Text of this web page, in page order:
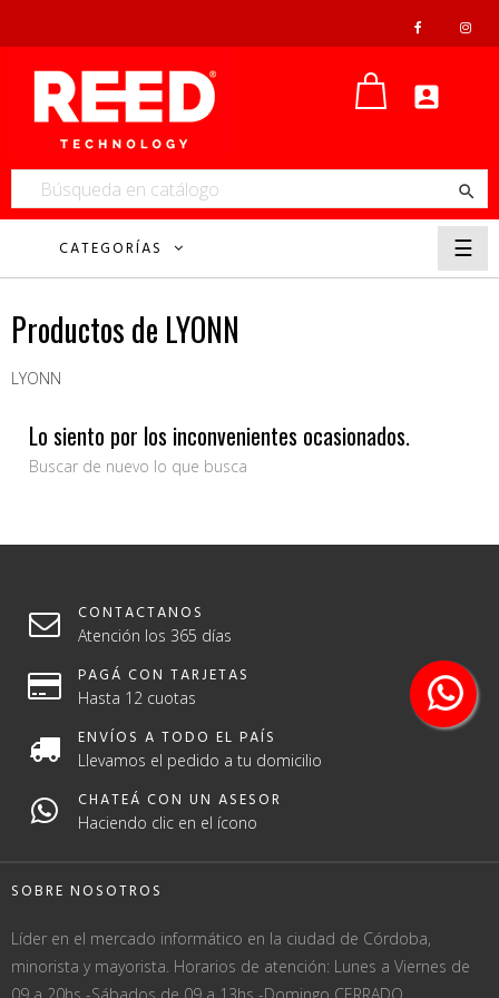


CATEGORÍAS
de
☰
Productos de LYONN
LYONN
Lo siento por los inconvenientes ocasionados.
Buscar de nuevo lo que busca
CONTACTANOS
Atención los 365 días
PAGÁ CON TARJETAS
Hasta 12 cuotas
ENVÍOS A TODO EL PAÍS
Llevamos el pedido a tu domicilio
CHATEÁ CON UN ASESOR
Haciendo clic en el ícono
SOBRE NOSOTROS
Líder en el mercado informático en la ciudad de Córdoba,
minorista y mayorista. Horarios de atención: Lunes a Viernes de